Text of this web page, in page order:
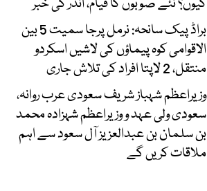
کیوں؟ نئے صوبوں کا قیام، اندر کی خبر
براڈ پیک سانحہ: نرمل پرجا سمیت 5 بین
الاقوامی کوہ پیماؤں کی لاشیں اسکردو
منتقل، 2 لاپتا افراد کی تلاش جاری
وزیراعظم شہباز شریف سعودی عرب روانہ،
سعودی ولی عہد و وزیراعظم شہزادہ محمد
بن سلمان بن عبدالعزیز آل سعود سے اہم
ملاقات کریں گے